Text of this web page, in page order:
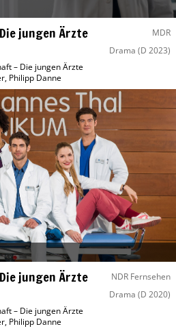
jungen Ärzte MDR
Drama (D 2023)
– Die jungen Ärzte
, Philipp Danne
jungen Ärzte NDR Fernsehen
Drama (D 2020)
– Die jungen Ärzte
, Philipp Danne